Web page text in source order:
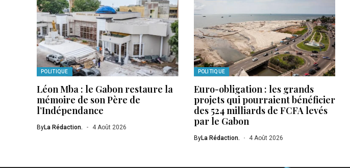
POLITIQUE
Léon Mba : le Gabon restaure la
mémoire de son Père de
l’Indépendance
ByLa Rédaction. 4 Août 2026
POLITIQUE
Euro-obligation : les grands
projets qui pourraient bénéficier
des 524 milliards de FCFA levés
par le Gabon
ByLa Rédaction. 4 Août 2026